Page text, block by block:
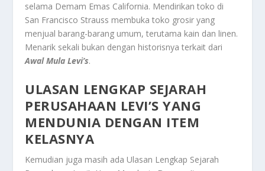
selama Demam Emas California. Mendirikan toko di
San Francisco Strauss membuka toko grosir yang
menjual barang-barang umum, terutama kain dan linen.
Menarik sekali bukan dengan historisnya terkait dari
Awal Mula Levi’s.
ULASAN LENGKAP SEJARAH
PERUSAHAAN LEVI’S YANG
MENDUNIA DENGAN ITEM
KELASNYA
Kemudian juga masih ada Ulasan Lengkap Sejarah